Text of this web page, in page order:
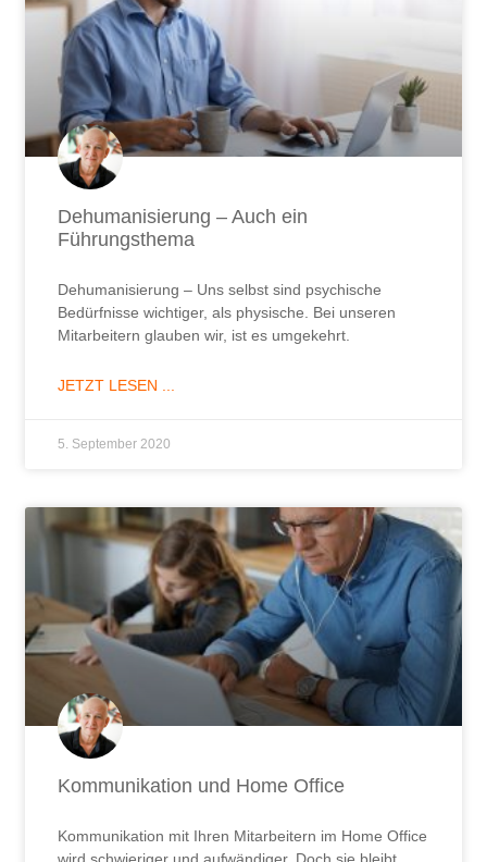
Dehumanisierung – Auch ein
Führungsthema
Dehumanisierung – Uns selbst sind psychische
Bedürfnisse wichtiger, als physische. Bei unseren
Mitarbeitern glauben wir, ist es umgekehrt.
JETZT LESEN ...
5. September 2020
Kommunikation und Home Office
Kommunikation mit Ihren Mitarbeitern im Home Office